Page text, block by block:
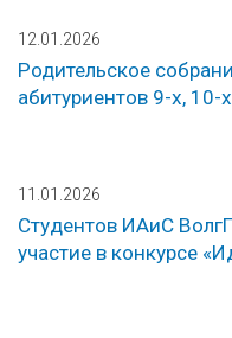
12.01.2026
Родительское
абитуриентов 9-х, 10-
11.01.2026
Студентов ИАиС
участие в конкурсе